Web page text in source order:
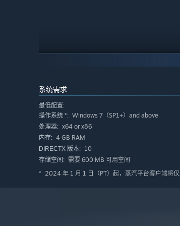
7大「睿智」動物家族，多種流派組合
交叉組合流派能湧現出更多神奇玩法
系统需求
最低配置:
操作系统 *: Windows 7（SP1+）and above
处理器: x64 or x86
内存: 4 GB RAM
DIRECTX 版本: 10
存储空间: 需要 600 MB 可用空间
* 2024 年 1 月 1 日（PT）起，蒸汽平台客户端将